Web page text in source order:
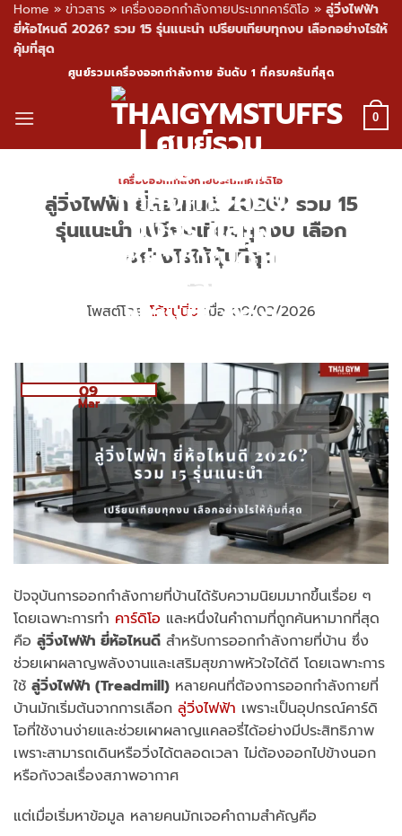
Home » ข่าวสาร » เครื่องออกกำลังกายประเภทคาร์ดิโอ » ลู่วิ่งไฟฟ้า
ยี่ห้อไหนดี 2026? รวม 15 รุ่นแนะนำ เปรียบเทียบทุกงบ เลือกอย่างไรให้
คุ้มที่สุด
content
ศูนย์รวมเครื่องออกกำลังกาย อันดับ 1 ที่ครบครันที่สุด
0
เครื่องออกกำลังกายประเภทคาร์ดิโอ
ลู่วิ่งไฟฟ้า ยี่ห้อไหนดี 2026? รวม 15
รุ่นแนะนำ เปรียบเทียบทุกงบ เลือก
อย่างไรให้คุ้มที่สุด
โพสต์โดย โค้ชปูนิ่ม เมื่อ 09/03/2026
09
Mar
ปัจจุบันการออกกำลังกายที่บ้านได้รับความนิยมมากขึ้นเรื่อย ๆ
โดยเฉพาะการทำ คาร์ดิโอ และหนึ่งในคำถามที่ถูกค้นหามากที่สุด
คือ ลู่วิ่งไฟฟ้า ยี่ห้อไหนดี สำหรับการออกกำลังกายที่บ้าน ซึ่ง
ช่วยเผาผลาญพลังงานและเสริมสุขภาพหัวใจได้ดี โดยเฉพาะการ
ใช้ ลู่วิ่งไฟฟ้า (Treadmill) หลายคนที่ต้องการออกกำลังกายที่
บ้านมักเริ่มต้นจากการเลือก ลู่วิ่งไฟฟ้า เพราะเป็นอุปกรณ์คาร์ดิ
โอที่ใช้งานง่ายและช่วยเผาผลาญแคลอรี่ได้อย่างมีประสิทธิภาพ
เพราะสามารถเดินหรือวิ่งได้ตลอดเวลา ไม่ต้องออกไปข้างนอก
หรือกังวลเรื่องสภาพอากาศ
แต่เมื่อเริ่มหาข้อมูล หลายคนมักเจอคำถามสำคัญคือ